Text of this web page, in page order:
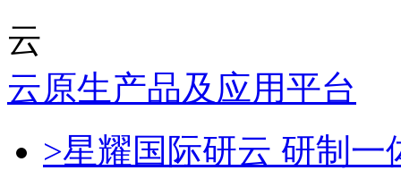
云
云原生产品及应用平台
>星耀国际研云 研制